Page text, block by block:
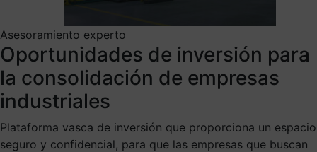
Asesoramiento experto
Oportunidades de inversión para
la consolidación de empresas
industriales
Plataforma vasca de inversión que proporciona un espacio
seguro y confidencial, para que las empresas que buscan